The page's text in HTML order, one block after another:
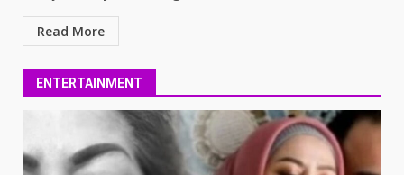
Read More
ENTERTAINMENT